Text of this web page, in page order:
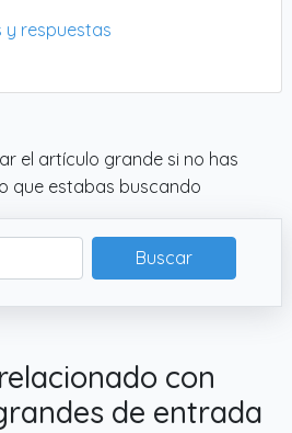
y respuestas
el artículo grande si no has
que estabas buscando
Buscar
con
de entrada